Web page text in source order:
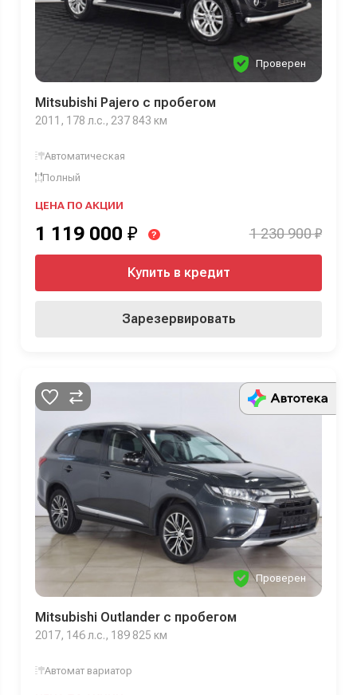
Проверен
Mitsubishi Pajero с пробегом
2011, 178 л.с., 237 843 км
Автоматическая
Полный
ЦЕНА ПО АКЦИИ
1 119 000 ₽ ? 1 230 900 ₽
Купить в кредит
Зарезервировать
Проверен
Mitsubishi Outlander с пробегом
2017, 146 л.с., 189 825 км
Автомат вариатор